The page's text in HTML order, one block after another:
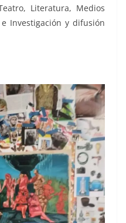
Literatura, Medios
Investigación y difusión